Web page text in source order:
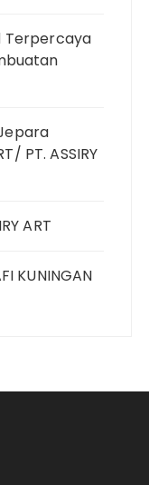
Terpercaya
PT. ASSIRY
ART
KUNINGAN